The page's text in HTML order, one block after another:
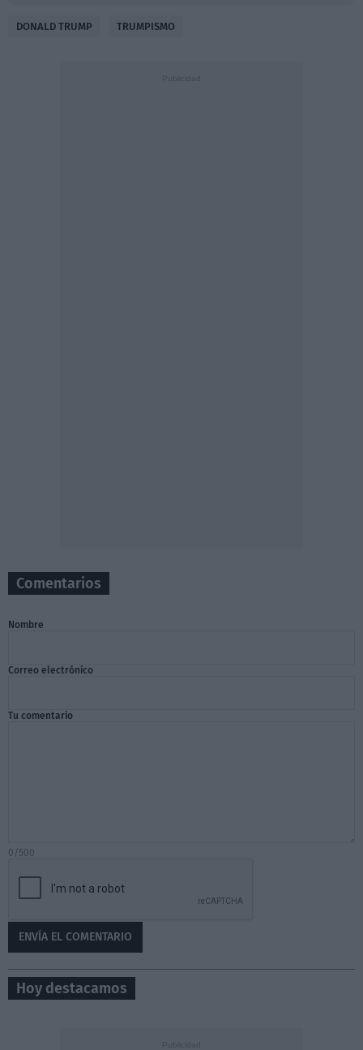
DONALD TRUMP TRUMPISMO
Comentarios
Nombre
Correo electrónico
Tu comentario
0/500
Hoy destacamos